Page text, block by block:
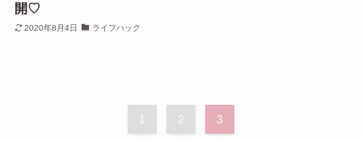
開♡
2020年8月4日 ライフハック
1 2 3